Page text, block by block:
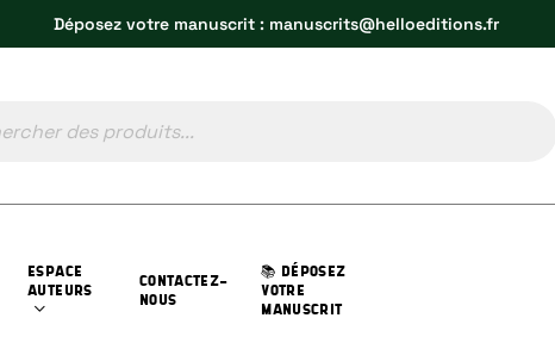
Déposez votre manuscrit : manuscrits@helloeditions.fr
ESPACE
AUTEURS
CONTACTEZ-
NOUS
📚 DÉPOSEZ
VOTRE
MANUSCRIT